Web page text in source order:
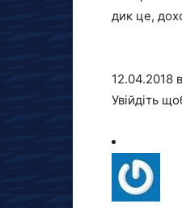
дик це,
12.04.2018
Увійдіть